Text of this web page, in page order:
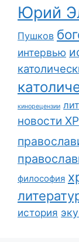
Юрий
Пушков
интервью
кинорецензии
новости ХР
философия
история